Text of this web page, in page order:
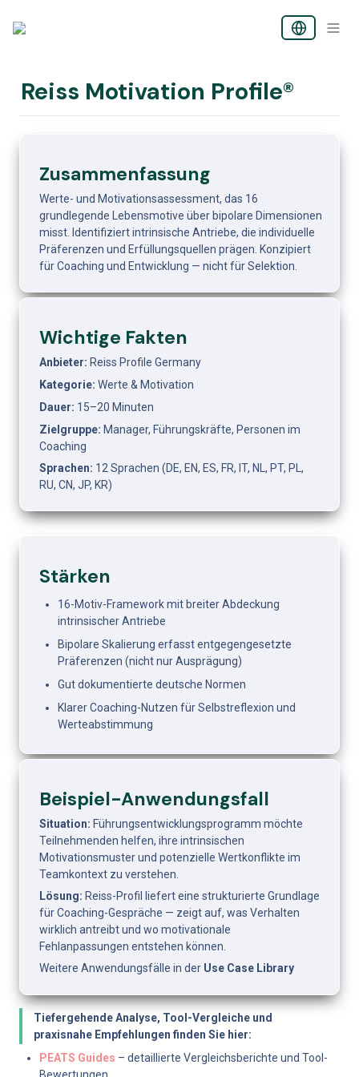
Reiss Motivation Profile®
Zusammenfassung
Werte- und Motivationsassessment, das 16
grundlegende Lebensmotive über bipolare Dimensionen
misst. Identifiziert intrinsische Antriebe, die individuelle
Präferenzen und Erfüllungsquellen prägen. Konzipiert
für Coaching und Entwicklung — nicht für Selektion.
Wichtige Fakten
Anbieter: Reiss Profile Germany
Kategorie: Werte & Motivation
Dauer: 15–20 Minuten
Zielgruppe: Manager, Führungskräfte, Personen im
Coaching
Sprachen: 12 Sprachen (DE, EN, ES, FR, IT, NL, PT, PL,
RU, CN, JP, KR)
Stärken
16-Motiv-Framework mit breiter Abdeckung
intrinsischer Antriebe
Bipolare Skalierung erfasst entgegengesetzte
Präferenzen (nicht nur Ausprägung)
Gut dokumentierte deutsche Normen
Klarer Coaching-Nutzen für Selbstreflexion und
Werteabstimmung
Beispiel-Anwendungsfall
Situation: Führungsentwicklungsprogramm möchte
Teilnehmenden helfen, ihre intrinsischen
Motivationsmuster und potenzielle Wertkonflikte im
Teamkontext zu verstehen.
Lösung: Reiss-Profil liefert eine strukturierte Grundlage
für Coaching-Gespräche — zeigt auf, was Verhalten
wirklich antreibt und wo motivationale
Fehlanpassungen entstehen können.
Weitere Anwendungsfälle in der Use Case Library
Tiefergehende Analyse, Tool-Vergleiche und
praxisnahe Empfehlungen finden Sie hier:
PEATS Guides – detaillierte Vergleichsberichte und Tool-